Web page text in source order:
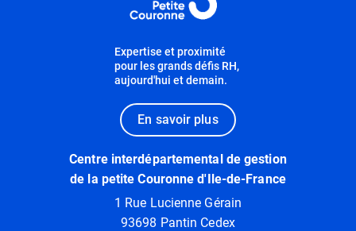
Expertise et proximité
pour les grands défis RH,
aujourd'hui et demain.
En savoir plus
Centre interdépartemental de gestion
de la petite Couronne d'Ile-de-France
1 Rue Lucienne Gérain
93698 Pantin Cedex